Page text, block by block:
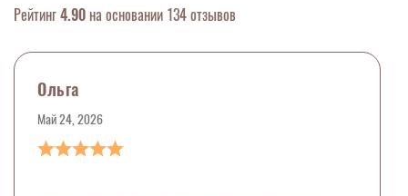
Рейтинг4.90 на основании 134 отзывов
Ольга
Май 24, 2026